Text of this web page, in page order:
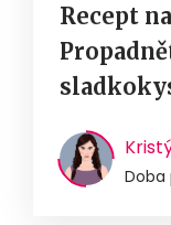
Recept
Doba